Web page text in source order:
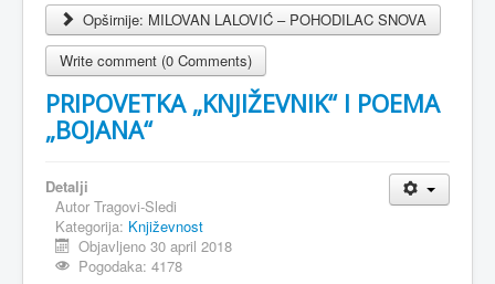
Opširnije: MILOVAN LALOVIĆ – POHODILAC SNOVA
Write comment (0 Comments)
PRIPOVETKA „KNJIŽEVNIK“ I POEMA
„BOJANA“
Detalji
Autor Tragovi-Sledi
Kategorija: Književnost
Objavljeno 30 april 2018
Pogodaka: 4178